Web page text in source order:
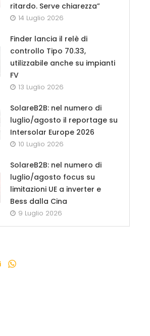
ritardo. Serve chiarezza”
14 Luglio 2026
Finder lancia il relè di
controllo Tipo 70.33,
utilizzabile anche su impianti
FV
13 Luglio 2026
SolareB2B: nel numero di
luglio/agosto il reportage su
Intersolar Europe 2026
10 Luglio 2026
SolareB2B: nel numero di
luglio/agosto focus su
limitazioni UE a inverter e
Bess dalla Cina
9 Luglio 2026
Email